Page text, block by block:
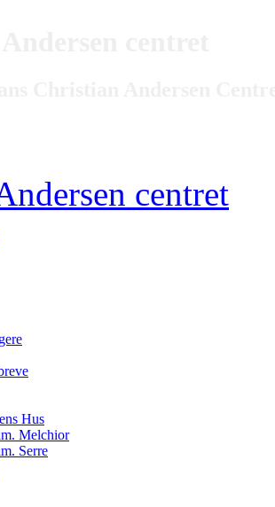
centret
Hus
Melchior
Serre